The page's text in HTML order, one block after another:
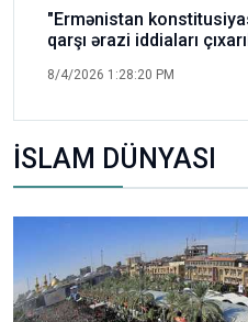
"Ermənistan
qarşı ərazi iddiaları
8/4/2026 1:28:20 PM
İSLAM DÜNYASI